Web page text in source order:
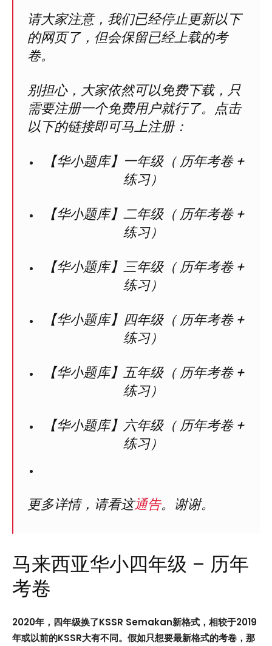
请大家注意，我们已经停止更新以下
的网页了，但会保留已经上载的考
卷。
别担心，大家依然可以免费下载，只
需要注册一个免费用户就行了。点击
以下的链接即可马上注册：
【华小题库】一年级（ 历年考卷 +
练习）
【华小题库】二年级（ 历年考卷 +
练习）
【华小题库】三年级（ 历年考卷 +
练习）
【华小题库】四年级（ 历年考卷 +
练习）
【华小题库】五年级（ 历年考卷 +
练习）
【华小题库】六年级（ 历年考卷 +
练习）
更多详情，请看这通告。谢谢。
马来西亚华小四年级 – 历年
考卷
2020年，四年级换了KSSR Semakan新格式，相较于2019
年或以前的KSSR大有不同。假如只想要最新格式的考卷，那